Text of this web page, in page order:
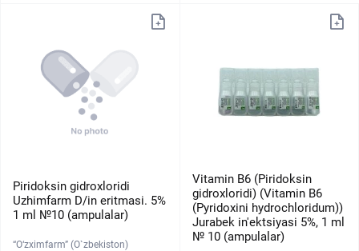
Piridoksin gidroxloridi
Uzhimfarm D/in eritmasi. 5%
1 ml №10 (ampulalar)
“O‘zximfarm” (O`zbekiston)
Vitamin B6 (Piridoksin
gidroxloridi) (Vitamin B6
(Pyridoxini hydrochloridum))
Jurabek in'ektsiyasi 5%, 1 ml
№ 10 (ampulalar)